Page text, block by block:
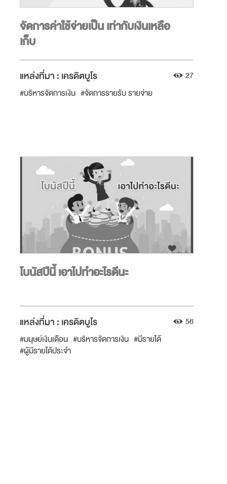
จัดการค่าใช้จ่ายเป็น เท่ากับเงินเหลือ
เก็บ
แหล่งที่มา : เครดิตบูโร
#บริหารจัดการเงิน #จัดการรายรับ รายจ่าย
27
โบนัสปีนี้ เอาไปทำอะไรดีนะ
แหล่งที่มา : เครดิตบูโร
#มนุษย์เงินเดือน #บริหารจัดการเงิน #มีรายได้
#ผู้มีรายได้ประจำ
56